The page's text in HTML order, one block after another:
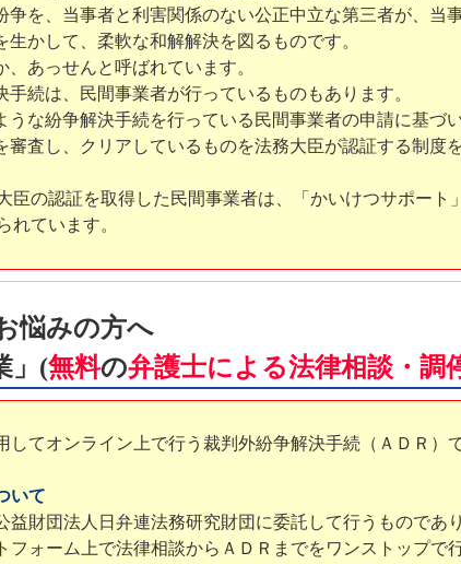
争を、当事者と利害関係のない公正中立な第三者が、当
かして、柔軟な和解解決を図るものです。
あっせんと呼ばれています。
手続は、民間事業者が行っているものもあります。
うな紛争解決手続を行っている民間事業者の申請に基づ
審査し、クリアしているものを法務大臣が認証する制度
臣の認証を取得した民間事業者は、「かいけつサポート
れています。
悩みの方へ
」(無料の弁護士による法律相談・調
てオンライン上で行う裁判外紛争解決手続（ＡＤＲ）で
いて
財団法人日弁連法務研究財団に委託して行うものであ
フォーム上で法律相談からＡＤＲまでをワンストップで